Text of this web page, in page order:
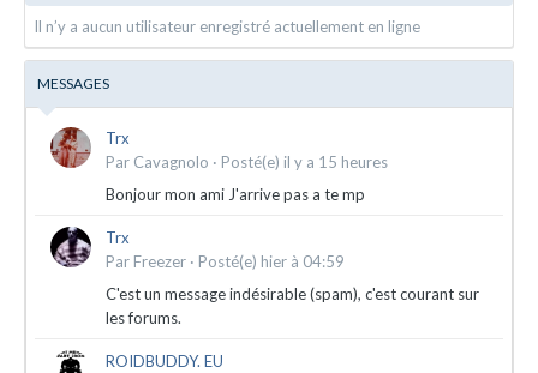
Il n’y a aucun utilisateur enregistré actuellement en ligne
MESSAGES
Trx
Par Cavagnolo · Posté(e) il y a 15 heures
Bonjour mon ami J'arrive pas a te mp
Trx
Par Freezer · Posté(e) hier à 04:59
C'est un message indésirable (spam), c'est courant sur
les forums.
ROIDBUDDY. EU